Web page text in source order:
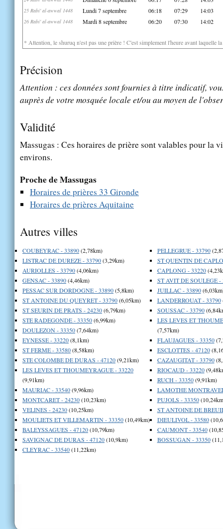
25 Rabi' al-awwal 1448 Lundi 7 septembre 06:18 07:29 14:03
26 Rabi' al-awwal 1448 Mardi 8 septembre 06:20 07:30 14:02
* Attention, le shuruq n'est pas une prière ! C'est simplement l'heure avant laquelle
Précision
Attention : ces données sont fournies à titre indicatif,
auprès de votre mosquée locale et/ou au moyen de
Validité
Massugas : Ces horaires de prière sont valables pour la
environs.
Proche de Massugas
Horaires de prières 33 Gironde
Horaires de prières Aquitaine
Autres villes
COUBEYRAC - 33890(2,78km)
LISTRAC DE DUREZE - 33790(3,29km)
AURIOLLES - 33790(4,06km)
GENSAC - 33890(4,46km)
PESSAC SUR DORDOGNE - 33890(5,8km)
ST ANTOINE DU QUEYRET - 33790(6,05km)
ST SEURIN DE PRATS - 24230(6,79km)
STE RADEGONDE - 33350(6,99km)
DOULEZON - 33350(7,64km)
EYNESSE - 33220(8,1km)
ST FERME - 33580(8,58km)
STE COLOMBE DE DURAS - 47120(9,21km)
LES LEVES ET THOUMEYRAGUE - 33220
(9,91km)
MAURIAC - 33540(9,96km)
MONTCARET - 24230(10,23km)
VELINES - 24230(10,25km)
MOULIETS ET VILLEMARTIN - 33350(10,49km)
BALEYSSAGUES - 47120(10,79km)
SAVIGNAC DE DURAS - 47120(10,9km)
CLEYRAC - 33540(11,22km)
PELLEGRUE - 33790
ST QUENTIN DE
CAPLONG - 33220
ST AVIT DE SOULEGE -
JUILLAC - 33890
LANDERROUAT - 33790
SOUSSAC - 33790
LES LEVES ET
(7,57km)
FLAUJAGUES - 33350
ESCLOTTES - 47120
CAZAUGITAT - 33790
RIOCAUD - 33220
RUCH - 33350(9,91km)
LAMOTHE
PUJOLS - 33350
ST ANTOINE DE
DIEULIVOL - 33580
CAUMONT - 33540
BOSSUGAN - 33350